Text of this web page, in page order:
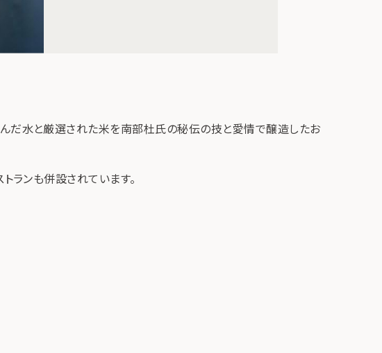
だ水と厳選された米を南部杜氏の秘伝の技と愛情で醸造したお
ランも併設されています。